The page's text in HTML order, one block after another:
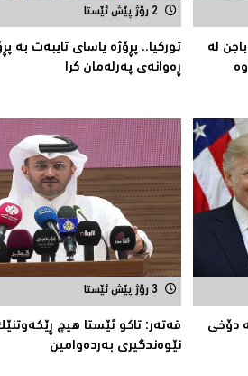
لە
2 رۆژ پێش ئێستا
توركیا.. پڕۆژه‌ یاسای تایبه‌ت به‌
ڕه‌وانه‌ی په‌رله‌مان كرا
دۆخی
3 رۆژ پێش ئێستا
قەتەر: تاکو ئێستا هیچ
نێوەندگیرى بەردەوامین